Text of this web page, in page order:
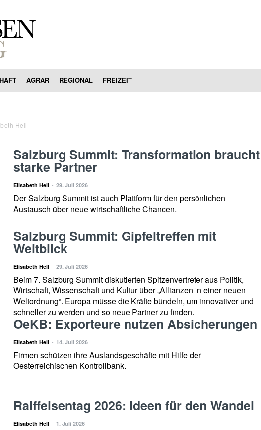
AGRAR REGIONAL FREIZEIT
Hell
Salzburg Summit: Transformation braucht
starke Partner
Elisabeth Hell - 29. Juli 2026
Der Salzburg Summit ist auch Plattform für den persönlichen
Austausch über neue wirtschaftliche Chancen.
Salzburg Summit: Gipfeltreffen mit
Weitblick
Elisabeth Hell - 29. Juli 2026
Beim 7. Salzburg Summit diskutierten Spitzenvertreter aus Politik,
Wirtschaft, Wissenschaft und Kultur über „Allianzen in einer neuen
Weltordnung“. Europa müsse die Kräfte bündeln, um innovativer und
schneller zu werden und so neue Partner zu finden.
OeKB: Exporteure nutzen Absicherungen
Elisabeth Hell - 14. Juli 2026
Firmen schützen ihre Auslandsgeschäfte mit Hilfe der
Oesterreichischen Kontrollbank.
Raiffeisentag 2026: Ideen für den Wandel
Elisabeth Hell - 1. Juli 2026